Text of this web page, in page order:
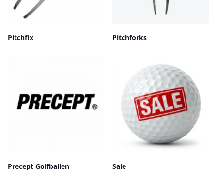
Pitchfix Pitchforks
Precept Golfballen Sale